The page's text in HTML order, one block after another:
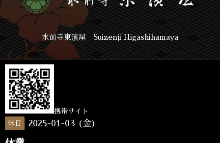
水前寺東濱屋 Suizenji Higashihamaya
携帯サイト
休日
2025-01-03 (金)